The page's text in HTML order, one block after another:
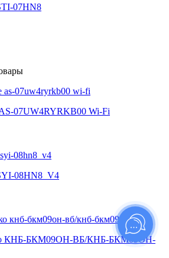
07HN8
07UW4RYRKB00 Wi-Fi
08HN8_V4
КНБ-БКМ09ОН-ВБ/КНБ-БКМ09ОН-